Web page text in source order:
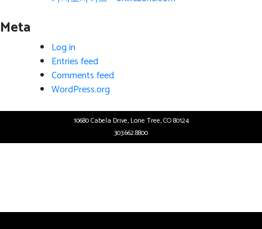
Meta
Log in
Entries feed
Comments feed
WordPress.org
10680 Cabela Drive, Lone Tree, CO 80124
303.662.8800